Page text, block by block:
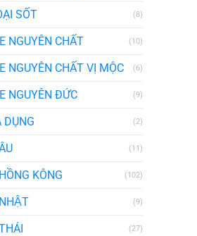
SỐT (8)
NGUYÊN CHẤT (10)
NGUYÊN CHẤT VỊ MỘC (6)
NGUYÊN ĐỨC (9)
DỤNG (2)
(11)
KÔNG (102)
(9)
(27)